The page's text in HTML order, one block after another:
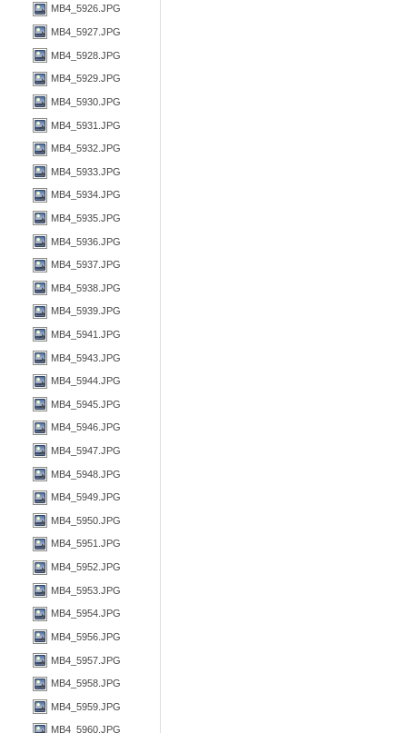
MB4_5926.JPG
MB4_5927.JPG
MB4_5928.JPG
MB4_5929.JPG
MB4_5930.JPG
MB4_5931.JPG
MB4_5932.JPG
MB4_5933.JPG
MB4_5934.JPG
MB4_5935.JPG
MB4_5936.JPG
MB4_5937.JPG
MB4_5938.JPG
MB4_5939.JPG
MB4_5941.JPG
MB4_5943.JPG
MB4_5944.JPG
MB4_5945.JPG
MB4_5946.JPG
MB4_5947.JPG
MB4_5948.JPG
MB4_5949.JPG
MB4_5950.JPG
MB4_5951.JPG
MB4_5952.JPG
MB4_5953.JPG
MB4_5954.JPG
MB4_5956.JPG
MB4_5957.JPG
MB4_5958.JPG
MB4_5959.JPG
MB4_5960.JPG